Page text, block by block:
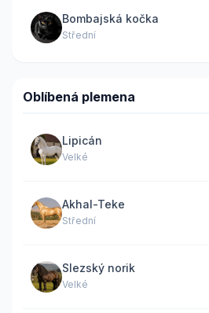
Bombajská kočka
Střední
Oblíbená plemena
Lipicán
Velké
Akhal-Teke
Střední
Slezský norik
Velké